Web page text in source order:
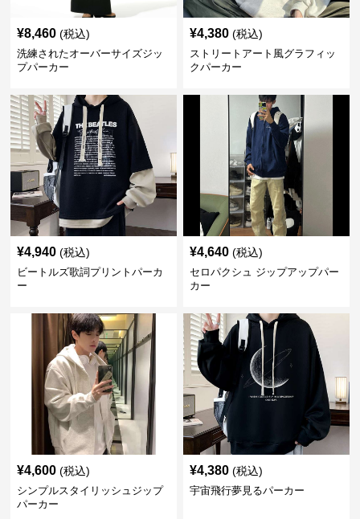
¥8,460 (税込)
洗練されたオーバーサイズジッ
プパーカー
¥4,380 (税込)
ストリートアート風グラフィッ
クパーカー
¥4,940 (税込)
ビートルズ歌詞プリントパーカ
ー
¥4,640 (税込)
セロパクシュ ジップアップパー
カー
¥4,600 (税込)
シンプルスタイリッシュジップ
パーカー
¥4,380 (税込)
宇宙飛行夢見るパーカー